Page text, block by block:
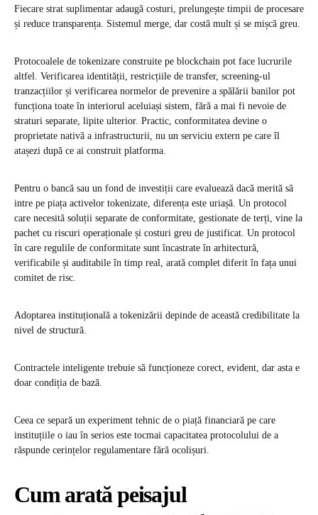
Fiecare strat suplimentar adaugă costuri, prelungește timpii de procesare
și reduce transparența. Sistemul merge, dar costă mult și se mișcă greu.
Protocoalele de tokenizare construite pe blockchain pot face lucrurile
altfel. Verificarea identității, restricțiile de transfer, screening-ul
tranzacțiilor și verificarea normelor de prevenire a spălării banilor pot
funcționa toate în interiorul aceluiași sistem, fără a mai fi nevoie de
straturi separate, lipite ulterior. Practic, conformitatea devine o
proprietate nativă a infrastructurii, nu un serviciu extern pe care îl
atașezi după ce ai construit platforma.
Pentru o bancă sau un fond de investiții care evaluează dacă merită să
intre pe piața activelor tokenizate, diferența este uriașă. Un protocol
care necesită soluții separate de conformitate, gestionate de terți, vine la
pachet cu riscuri operaționale și costuri greu de justificat. Un protocol
în care regulile de conformitate sunt încastrate în arhitectură,
verificabile și auditabile în timp real, arată complet diferit în fața unui
comitet de risc.
Adoptarea instituțională a tokenizării depinde de această credibilitate la
nivel de structură.
Contractele inteligente trebuie să funcționeze corect, evident, dar asta e
doar condiția de bază.
Ceea ce separă un experiment tehnic de o piață financiară pe care
instituțiile o iau în serios este tocmai capacitatea protocolului de a
răspunde cerințelor regulamentare fără ocolișuri.
Cum arată peisajul